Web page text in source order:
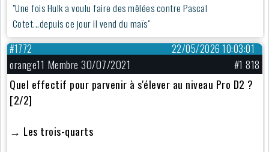
"Une fois Hulk a voulu faire des mêlées contre Pascal
Cotet...depuis ce jour il vend du maïs"
22/05/2026 10:03:01
#1772
orange11 Membre 30/07/2021
#1 818
Quel effectif pour parvenir à s'élever au niveau Pro D2 ?
[2/2]
→ Les trois-quarts